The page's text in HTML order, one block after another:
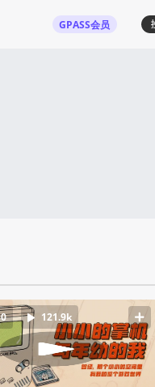
GPASS会员
121.9k